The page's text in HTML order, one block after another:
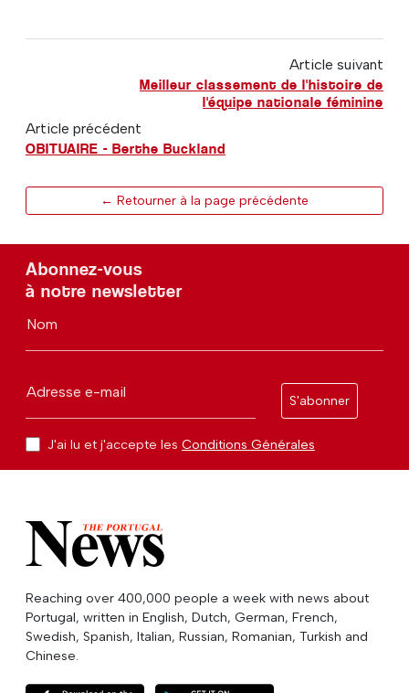
Article suivant
Meilleur classement de l'histoire de
l'équipe nationale féminine
Article précédent
OBITUAIRE - Berthe Buckland
← Retourner à la page précédente
Abonnez-vous
à notre newsletter
Nom
Adresse e-mail
S'abonner
J'ai lu et j'accepte les Conditions Générales
Reaching over 400,000 people a week with news about
Portugal, written in English, Dutch, German, French,
Swedish, Spanish, Italian, Russian, Romanian, Turkish and
Chinese.